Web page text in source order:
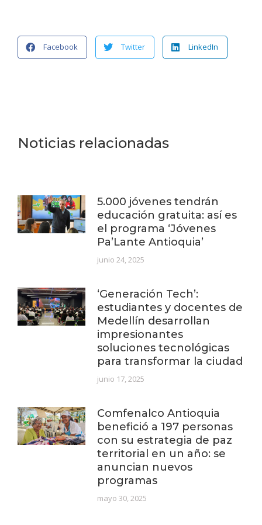
Facebook Twitter LinkedIn
Noticias relacionadas
5.000 jóvenes tendrán
educación gratuita: así es
el programa ‘Jóvenes
Pa’Lante Antioquia’
junio 24, 2025
‘Generación Tech’:
estudiantes y docentes de
Medellín desarrollan
impresionantes
soluciones tecnológicas
para transformar la ciudad
junio 17, 2025
Comfenalco Antioquia
benefició a 197 personas
con su estrategia de paz
territorial en un año: se
anuncian nuevos
programas
mayo 30, 2025